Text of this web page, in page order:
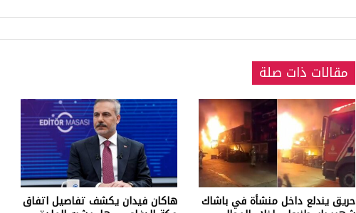
مقالات ذات صلة
حريق يندلع داخل منشأة في باشاك هاكان فيدان يكشف تفاصيل اتفاق